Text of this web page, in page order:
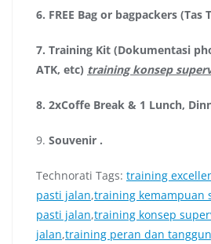
6. FREE Bag or bagpackers (Tas
7. Training Kit (Dokumentasi
ATK, etc) training konsep
8. 2xCoffe Break & 1 Lunch,
9. Souvenir .
Technorati Tags: training
pasti jalan,training kemampuan
pasti jalan,training konsep
jalan,training peran dan